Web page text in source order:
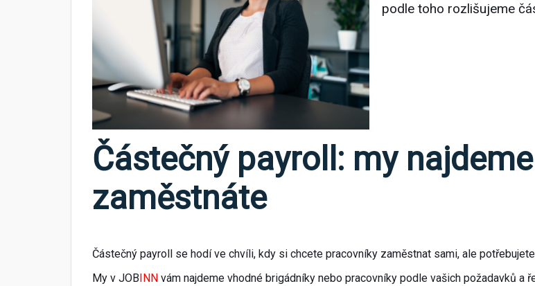
podle toho rozlišujeme
Částečný payroll: my
zaměstnáte
Částečný payroll se hodí ve chvíli, kdy si chcete pracovníky zaměstnat sami, ale
My v JOB INN vám najdeme vhodné brigádníky nebo pracovníky podle vašich požadavků a